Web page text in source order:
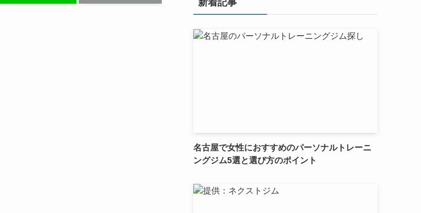
新着記事
名古屋で女性におすすめのパーソナルトレーニ
ングジム5選と選び方のポイント